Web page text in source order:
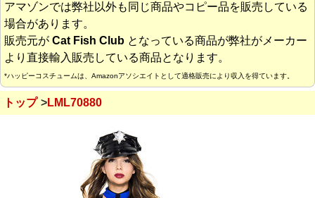
アマゾンでは弊社以外も同じ商品やコピー品を販売している
場合があります。
販売元が Cat Fish Club となっている商品が弊社がメーカー
より直接輸入販売している商品となります。
*ハッピーコスチュームは、Amazonアソシエイトとして適格販売により収入を得ています。
トップ LML70880